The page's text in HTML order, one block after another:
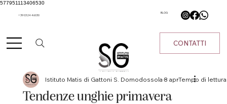
577951113406530
+39 0324 46030
BLOG
CONTATTI
Tendenze unghie primavera
Istituto Matis di Gattoni S. Domodossola8 aprTempo di